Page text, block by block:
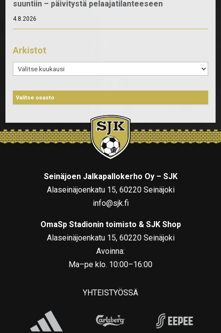
suuntiin – päivitystä pelaajatilanteeseen
4.8.2026
Arkistot
Arkistot
Seinäjoen Jalkapallokerho Oy – SJK
Alaseinäjoenkatu 15, 60220 Seinäjoki
info@sjk.fi
OmaSp Stadionin toimisto & SJK Shop
Alaseinäjoenkatu 15, 60220 Seinäjoki
Avoinna:
Ma–pe klo. 10:00–16:00
YHTEISTYÖSSÄ